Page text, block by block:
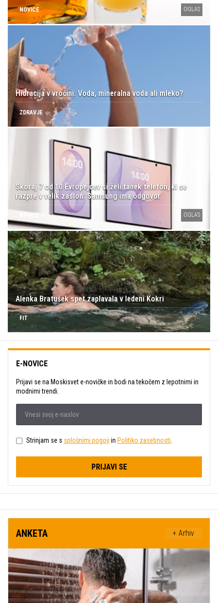
NOVICE OGLAS
Hidracija v vročini: Voda, mineralna voda ali mleko?
ZDRAVJE
Skoraj 7 od 10 Evropejcev si želi tanek telefon, ki se
razpre v velik zaslon: Samsung ima odgovor
OGLAS
Alenka Bratušek spet zaplavala v ledeni Kokri
FIT
E-NOVICE
Prijavi se na Moskisvet e-novičke in bodi na tekočem z lepotnimi in
modnimi trendi.
Strinjam se s splošnimi pogoji in Politiko zasebnosti.
PRIJAVI SE
ANKETA + Arhiv